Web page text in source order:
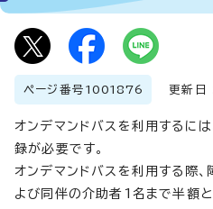
ページ番号 1001876 更新日
オンデマンドバスを利用するに
録が必要です。
オンデマンドバスを利用する際
よび同伴の介助者1名まで半額